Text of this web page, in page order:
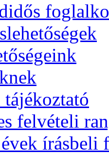
felvételi
írásbeli